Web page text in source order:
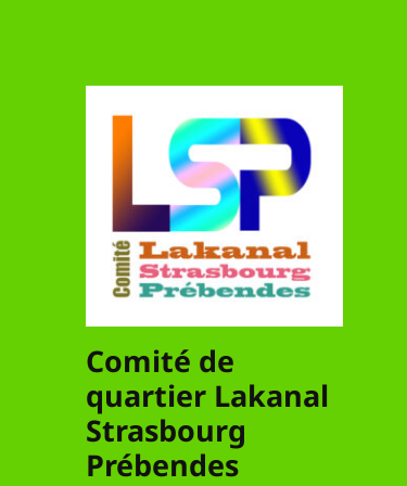
Comité de
quartier Lakanal
Strasbourg
Prébendes